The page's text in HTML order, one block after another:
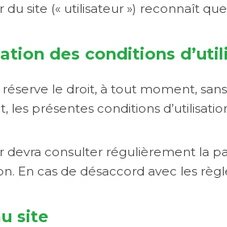
du site (« utilisateur ») reconnaît
des conditions
réserve le droit, à tout moment,
les présentes conditions
devra consulter régulièrement la
En cas de désaccord avec les
site